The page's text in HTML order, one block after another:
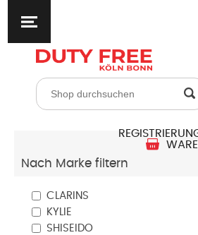
Nach Marke filtern
CLARINS
KYLIE
SHISEIDO